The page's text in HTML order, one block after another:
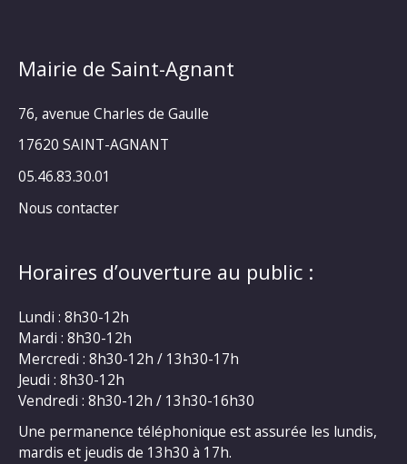
Mairie de Saint-Agnant
76, avenue Charles de Gaulle
17620 SAINT-AGNANT
05.46.83.30.01
Nous contacter
Horaires d’ouverture au public :
Lundi : 8h30-12h
Mardi : 8h30-12h
Mercredi : 8h30-12h / 13h30-17h
Jeudi : 8h30-12h
Vendredi : 8h30-12h / 13h30-16h30
Une permanence téléphonique est assurée les lundis,
mardis et jeudis de 13h30 à 17h.